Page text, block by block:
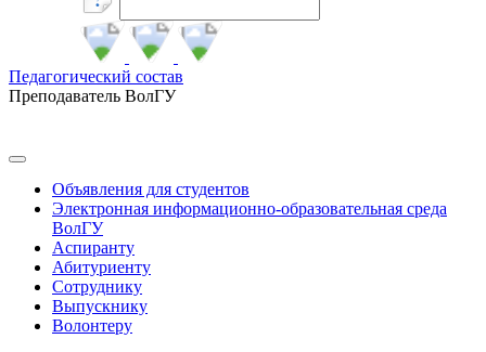
Педагогический состав
Преподаватель ВолГУ
Объявления для студентов
Электронная информационно-образовательная среда
ВолГУ
Аспиранту
Абитуриенту
Сотруднику
Выпускнику
Волонтеру